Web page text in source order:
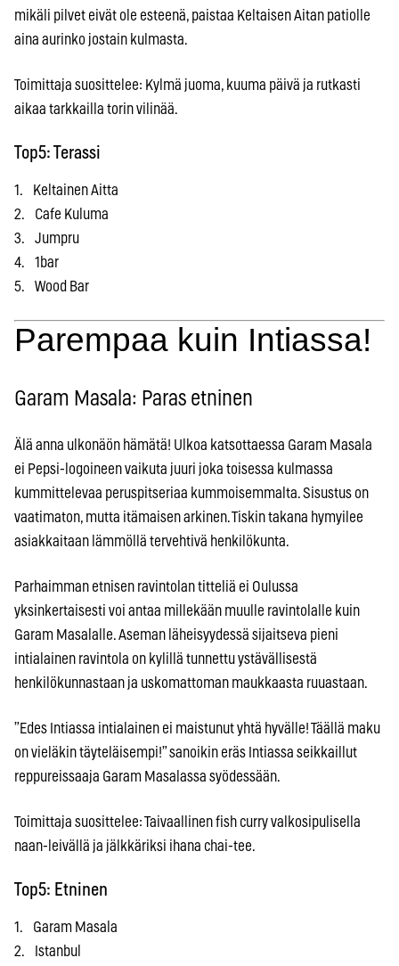
mikäli pilvet eivät ole esteenä, paistaa Keltaisen Aitan patiolle
aina aurinko jostain kulmasta.
Toimittaja suosittelee: Kylmä juoma, kuuma päivä ja rutkasti
aikaa tarkkailla torin vilinää.
Top5: Terassi
1. Keltainen Aitta
2. Cafe Kuluma
3. Jumpru
4. 1bar
5. Wood Bar
Parempaa kuin Intiassa!
Garam Masala: Paras etninen
Älä anna ulkonäön hämätä! Ulkoa katsottaessa Garam Masala
ei Pepsi-logoineen vaikuta juuri joka toisessa kulmassa
kummittelevaa peruspitseriaa kummoisemmalta. Sisustus on
vaatimaton, mutta itämaisen arkinen. Tiskin takana hymyilee
asiakkaitaan lämmöllä tervehtivä henkilökunta.
Parhaimman etnisen ravintolan titteliä ei Oulussa
yksinkertaisesti voi antaa millekään muulle ravintolalle kuin
Garam Masalalle. Aseman läheisyydessä sijaitseva pieni
intialainen ravintola on kylillä tunnettu ystävällisestä
henkilökunnastaan ja uskomattoman maukkaasta ruuastaan.
”Edes Intiassa intialainen ei maistunut yhtä hyvälle! Täällä maku
on vieläkin täyteläisempi!” sanoikin eräs Intiassa seikkaillut
reppureissaaja Garam Masalassa syödessään.
Toimittaja suosittelee: Taivaallinen fish curry valkosipulisella
naan-leivällä ja jälkkäriksi ihana chai-tee.
Top5: Etninen
1. Garam Masala
2. Istanbul